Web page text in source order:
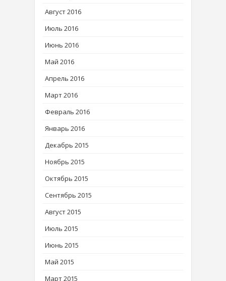
Август 2016
Июль 2016
Июнь 2016
Май 2016
Апрель 2016
Март 2016
Февраль 2016
Январь 2016
Декабрь 2015
Ноябрь 2015
Октябрь 2015
Сентябрь 2015
Август 2015
Июль 2015
Июнь 2015
Май 2015
Март 2015